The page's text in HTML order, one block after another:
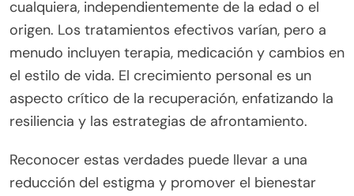
cualquiera, independientemente de la edad o el
origen. Los tratamientos efectivos varían, pero a
menudo incluyen terapia, medicación y cambios en
el estilo de vida. El crecimiento personal es un
aspecto crítico de la recuperación, enfatizando la
resiliencia y las estrategias de afrontamiento.
Reconocer estas verdades puede llevar a una
reducción del estigma y promover el bienestar